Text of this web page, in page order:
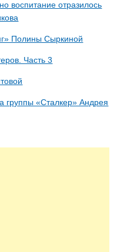
воспитание отразилось
Полины Сыркиной
Часть 3
группы «Сталкер» Андрея